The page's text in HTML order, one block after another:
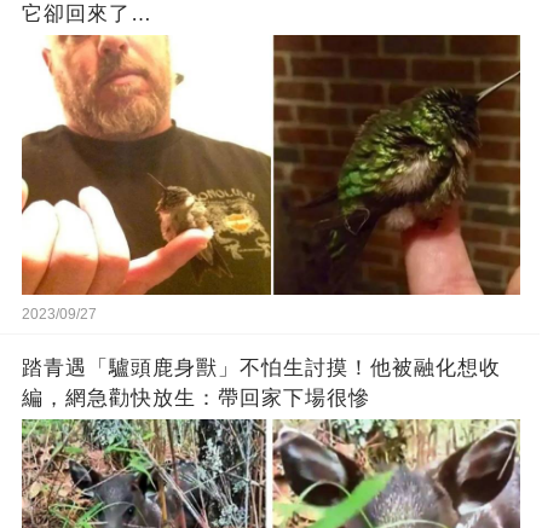
它卻回來了…
2023/09/27
踏青遇「驢頭鹿身獸」不怕生討摸！他被融化想收
編，網急勸快放生：帶回家下場很慘